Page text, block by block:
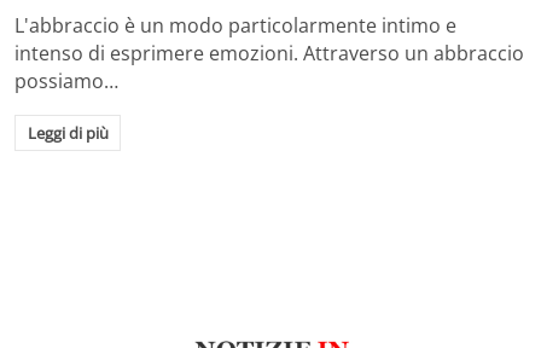
L'abbraccio è un modo particolarmente intimo e
intenso di esprimere emozioni. Attraverso un abbraccio
possiamo…
Leggi di più